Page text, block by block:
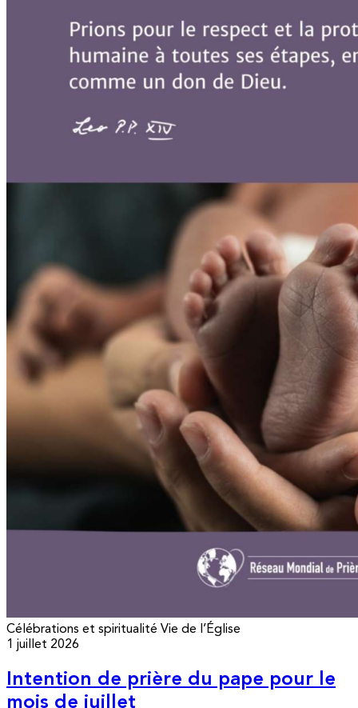
Célébrations et spiritualité Vie de l’Église
1 juillet 2026
Intention de prière du pape pour le
mois de juillet